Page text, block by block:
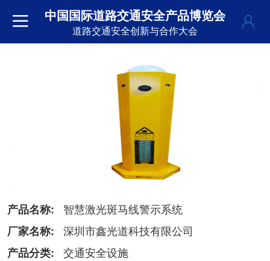
中国国际道路交通安全产品博览会
道路交通安全创新与合作大会
产品名称:
智慧激光斑马线警示系统
厂家名称:
深圳市鑫光道科技有限公司
产品分类:
交通安全设施